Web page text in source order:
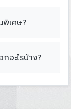
พิเศษ?
อะไรบ้าง?